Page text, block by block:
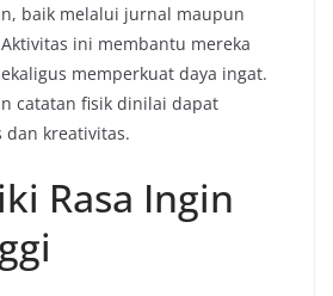
baik melalui jurnal maupun
ini membantu mereka
memperkuat daya ingat.
catatan fisik dinilai dapat
dan kreativitas.
Rasa Ingin